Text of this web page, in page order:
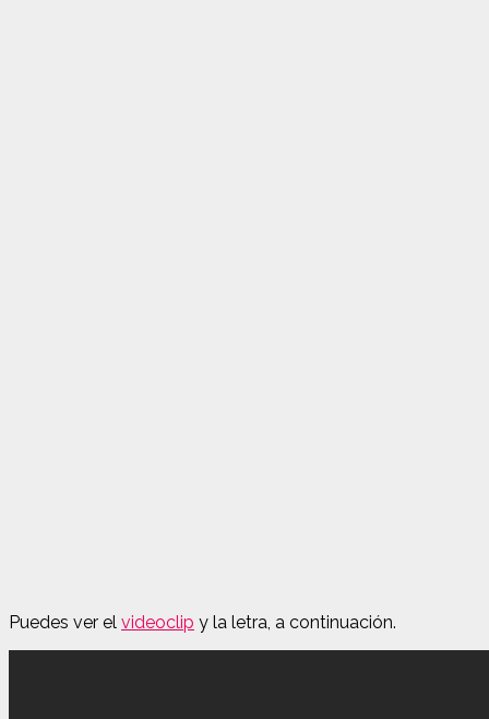
Puedes ver el videoclip y la letra, a continuación.